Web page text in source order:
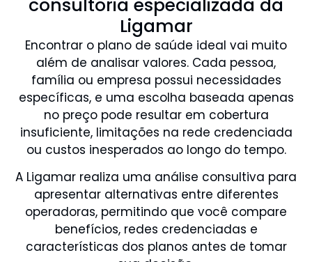
consultoria especializada da
Ligamar
Encontrar o plano de saúde ideal vai muito
além de analisar valores. Cada pessoa,
família ou empresa possui necessidades
específicas, e uma escolha baseada apenas
no preço pode resultar em cobertura
insuficiente, limitações na rede credenciada
ou custos inesperados ao longo do tempo.
A Ligamar realiza uma análise consultiva para
apresentar alternativas entre diferentes
operadoras, permitindo que você compare
benefícios, redes credenciadas e
características dos planos antes de tomar